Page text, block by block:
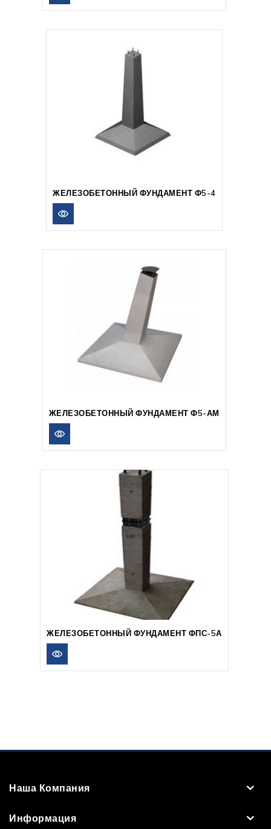
ЖЕЛЕЗОБЕТОННЫЙ ФУНДАМЕНТ Ф5-4
ЖЕЛЕЗОБЕТОННЫЙ ФУНДАМЕНТ Ф5-АМ
ЖЕЛЕЗОБЕТОННЫЙ ФУНДАМЕНТ ФПС-5А
Наша Компания
Информация